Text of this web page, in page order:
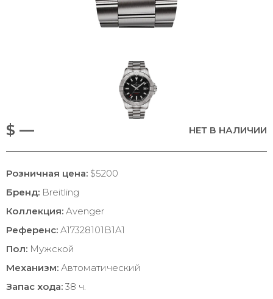
$ — НЕТ В НАЛИЧИИ
Розничная цена: $5200
Бренд: Breitling
Коллекция: Avenger
Референс: A17328101B1A1
Пол: Мужской
Механизм: Автоматический
Запас хода: 38 ч.